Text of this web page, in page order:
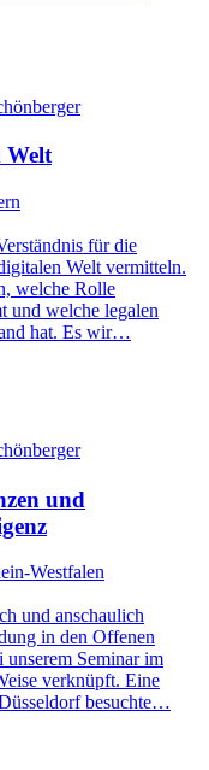
Welt
für die
Welt vermitteln.
welche Rolle
und welche legalen
hat. Es wir…
und
Westfalen
und anschaulich
in den Offenen
unserem Seminar im
verknüpft. Eine
besuchte…